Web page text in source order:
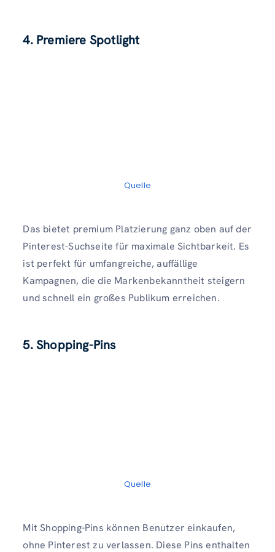
4. Premiere Spotlight
Quelle
Das bietet premium Platzierung ganz oben auf der
Pinterest-Suchseite für maximale Sichtbarkeit. Es
ist perfekt für umfangreiche, auffällige
Kampagnen, die die Markenbekanntheit steigern
und schnell ein großes Publikum erreichen.
5. Shopping-Pins
Quelle
Mit Shopping-Pins können Benutzer einkaufen,
ohne Pinterest zu verlassen. Diese Pins enthalten